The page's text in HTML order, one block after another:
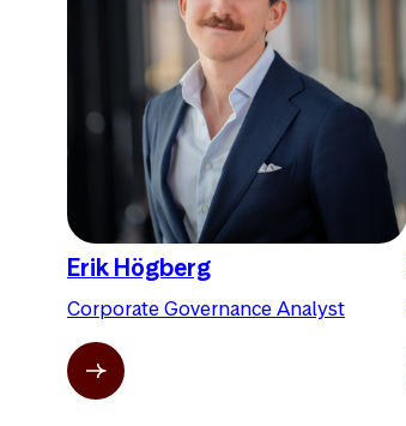
Erik Högberg
Corporate Governance Analyst